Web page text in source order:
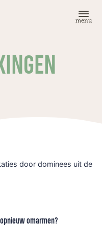
menu
door dominees uit de
omarmen?